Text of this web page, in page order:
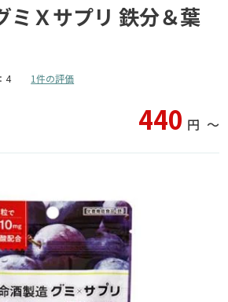
ミＸサプリ 鉄分＆葉
4 1件の評価
440 円 〜